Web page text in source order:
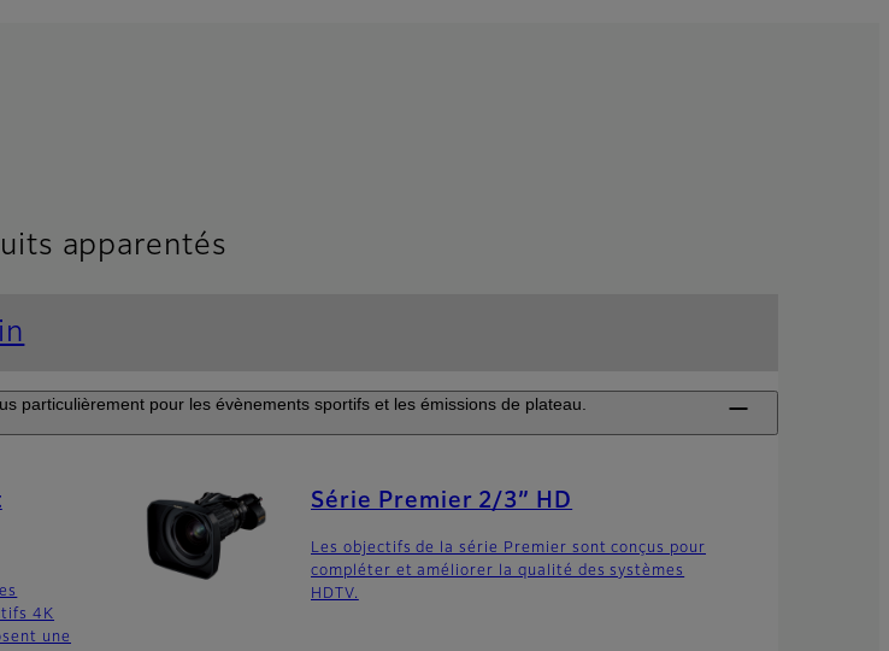
apparentés
particulièrement pour les évènements sportifs et les émissions de plateau.
4K
une
Série Premier 2/3” HD
Les objectifs de la série Premier sont conçus pour
compléter et améliorer la qualité des systèmes
HDTV.